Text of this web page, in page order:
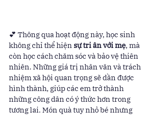
💕 Thông qua hoạt động này, học sinh
không chỉ thể hiện sự tri ân với mẹ, mà
còn học cách chăm sóc và bảo vệ thiên
nhiên. Những giá trị nhân văn và trách
nhiệm xã hội quan trọng sẽ dần được
hình thành, giúp các em trở thành
những công dân có ý thức hơn trong
tương lai. Món quà tuy nhỏ bé nhưng